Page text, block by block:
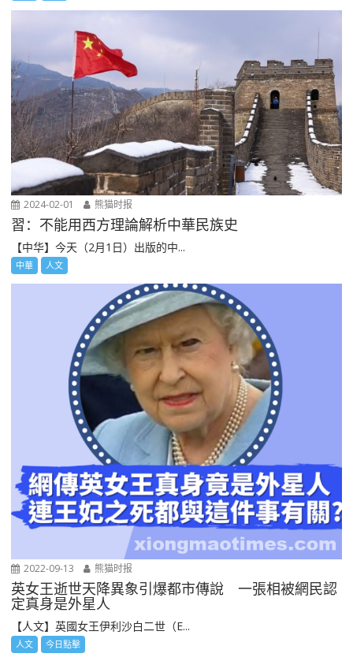
2024-02-01 熊猫时报
習：不能用西方理論解析中華民族史
【中华】今天（2月1日）出版的中...
中華 人文
2022-09-13 熊猫时报
英女王逝世天降異象引爆都市傳說 一張相被網民認
定真身是外星人
【人文】英國女王伊利沙白二世（E...
人文 今日點擊